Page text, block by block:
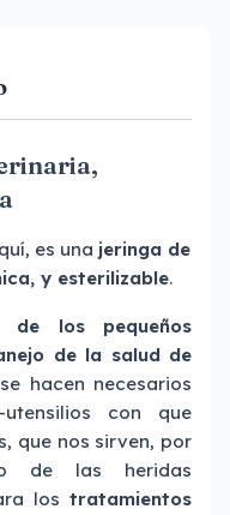
es una jeringa de
y esterilizable.
de los pequeños
de la salud de
hacen necesarios
-utensilios con que
que nos sirven, por
de las heridas
los tratamientos